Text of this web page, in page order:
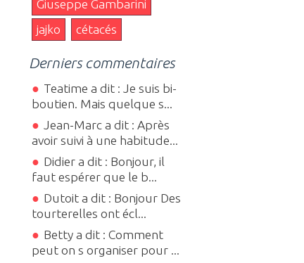
Giuseppe Gambarini
jajko
cétacés
Derniers commentaires
Teatime a dit : Je suis bi-
boutien. Mais quelque s...
Jean-Marc a dit : Après
avoir suivi à une habitude...
Didier a dit : Bonjour, il
faut espérer que le b...
Dutoit a dit : Bonjour Des
tourterelles ont écl...
Betty a dit : Comment
peut on s organiser pour ...